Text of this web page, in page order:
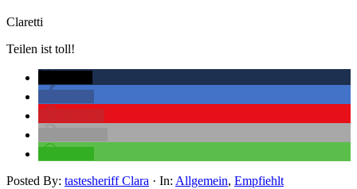
Claretti
Teilen ist toll!
Posted By: tastesheriff Clara · In: Allgemein, Empfiehlt